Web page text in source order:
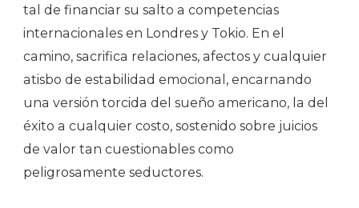
tal de financiar su salto a competencias
internacionales en Londres y Tokio. En el
camino, sacrifica relaciones, afectos y cualquier
atisbo de estabilidad emocional, encarnando
una versión torcida del sueño americano, la del
éxito a cualquier costo, sostenido sobre juicios
de valor tan cuestionables como
peligrosamente seductores.